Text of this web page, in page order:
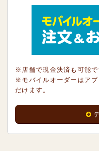
※店舗で現金決済も可能で
※モバイルオーダーはア
だけます。